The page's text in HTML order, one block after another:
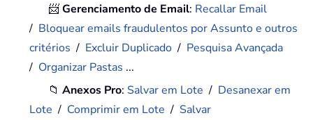
📨Gerenciamento de Email: Recallar Email
/ Bloquear emails fraudulentos por Assunto e outros
critérios / Excluir Duplicado / Pesquisa Avançada
/ Organizar Pastas ...
📁Anexos Pro: Salvar em Lote / Desanexar em
Lote / Comprimir em Lote / Salvar